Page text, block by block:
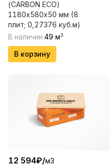
(CARBON ЕСО)
1180х580х50 мм (8
плит; 0,27376 куб.м)
В наличии 49 м 3
В корзину
12 594₽/м3